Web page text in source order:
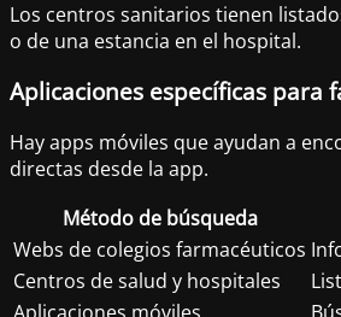
Los centros sanitarios tienen
o de una estancia en el hospital.
Aplicaciones específicas para
Hay apps móviles que ayudan a
directas desde la app.
Método de búsqueda
Webs de colegios farmacéuticos
Centros de salud y hospitales